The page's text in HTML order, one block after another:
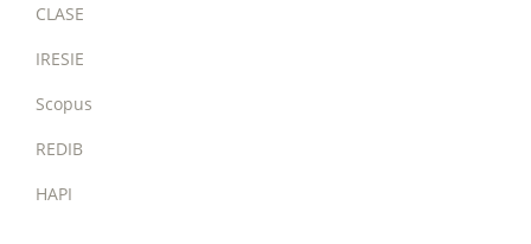
CLASE
IRESIE
Scopus
REDIB
HAPI